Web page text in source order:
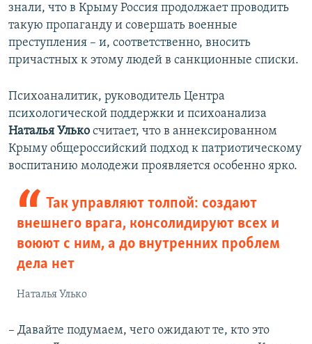
знали, что в Крыму Россия продолжает проводить
такую пропаганду и совершать военные
преступления – и, соответственно, вносить
причастных к этому людей в санкционные списки.
Психоаналитик, руководитель Центра
психологической поддержки и психоанализа
Наталья Улько считает, что в аннексированном
Крыму общероссийский подход к патриотическому
воспитанию молодежи проявляется особенно ярко.
Так управляют толпой: создают
внешнего врага, консолидируют всех и
воюют с ним, а до внутренних проблем
дела нет
Наталья Улько
– Давайте подумаем, чего ожидают те, кто это